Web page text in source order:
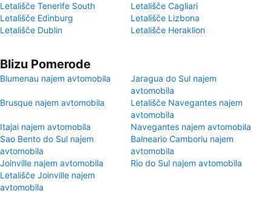
Letališče Tenerife South
Letališče Cagliari
Letališče Edinburg
Letališče Lizbona
Letališče Dublin
Letališče Heraklion
Blizu Pomerode
Blumenau najem avtomobila
Jaragua do Sul najem
avtomobila
Brusque najem avtomobila
Letališče Navegantes najem
avtomobila
Itajai najem avtomobila
Navegantes najem avtomobila
Sao Bento do Sul najem
avtomobila
Balneario Camboriu najem
avtomobila
Joinville najem avtomobila
Rio do Sul najem avtomobila
Letališče Joinville najem
avtomobila